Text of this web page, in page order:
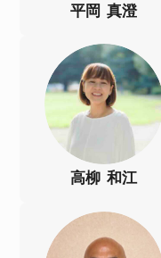
平岡 真澄
高柳 和江